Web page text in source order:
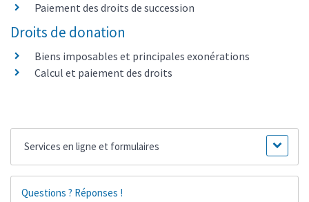
Paiement des droits de succession
Droits de donation
Biens imposables et principales exonérations
Calcul et paiement des droits
Services en ligne et formulaires
Questions ? Réponses !